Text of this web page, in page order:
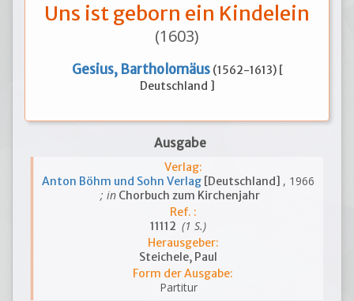
Uns ist geborn ein Kindelein
(1603)
Gesius, Bartholomäus (1562-1613) [
Deutschland ]
Ausgabe
Verlag:
Anton Böhm und Sohn Verlag [Deutschland] , 1966
; in Chorbuch zum Kirchenjahr
Ref. :
11112 (1 S.)
Herausgeber:
Steichele, Paul
Form der Ausgabe:
Partitur